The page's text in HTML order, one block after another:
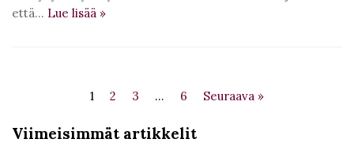
että… Lue lisää »
1 2 3 … 6 Seuraava »
Viimeisimmät artikkelit